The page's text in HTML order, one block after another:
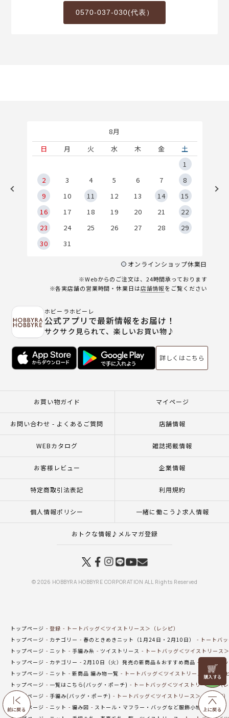
前に戻る
リリヤン
フェア
上に戻る
0570-037-030(代表）
8月
日
月 火 水 木 金
土
1
2
3 4 5 6 7
8
9
10 11 12 13 14
15
16
17 18 19 20 21
22
23
24 25 26 27 28
29
30
31
オンラインショップ休業日
※Webからのご注文は、24時間承っております
※各実店舗の営業時間・休業日は店舗情報をご覧ください
ホビーラホビーレ
公式アプリで最新情報をお届け！
サクサク見られて、楽しいお買い物♪
詳しくはこちら
お買い物ガイド マイページ
お問い合わせ - よくあるご質問 店舗情報
WEBカタログ 雑誌掲載情報
お客様レビュー 企業情報
特定商取引法表記 利用規約
個人情報ポリシー 一緒に働こう♪求人情報
おトクな情報♪メルマガ登録
© 2026 HOBBYRA HOBBYRE CORPORATION ALL Rights Reserved
トップページ 登録
トートバッグ＜ツイストリース＞（レシピ）
トップページ
カテゴリー 春のときめきニット（1月24日・2月10日）
トートバ
トップページ
ニット 手編み糸 ツイストリース
トートバッグ＜ツイストリース
トップページ
カテゴリー 2月10日（火）発売の新商品＆おすすめ商品
トートバ
トップページ
ニット 新商品 編み物一覧
トートバッグ＜ツイストリース＞（レシ
トップページ
一覧はこちら(バッグ・ポーチ)
トートバッグ＜ツイストリース＞（
トップページ
手編み(バッグ・ポーチ)
トートバッグ＜ツイストリース＞（レシピ）
トップページ
ニット 編み図
ストール・マフラー・バッグなど服飾小物（編み図）